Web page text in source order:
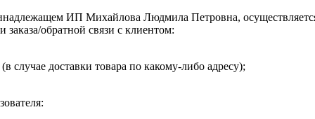
ИП Михайлова Людмила Петровна,
заказа/обратной связи с клиентом:
случае доставки товара по какому-либо адресу);